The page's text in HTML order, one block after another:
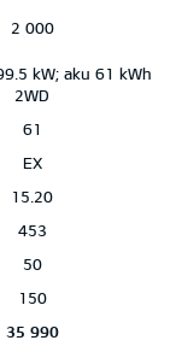
2 000
kW; aku 61 kWh
2WD
61
EX
15.20
453
50
150
35 990